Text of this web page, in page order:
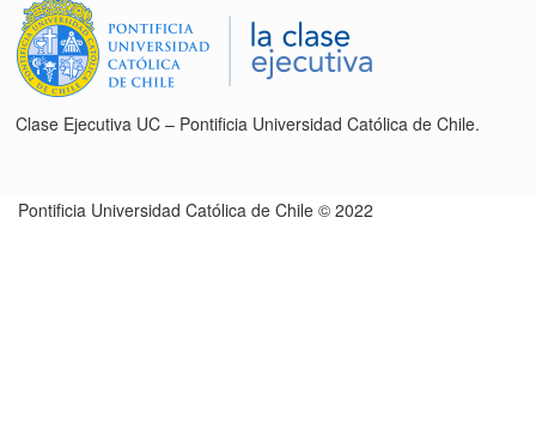
Clase Ejecutiva UC – Pontificia Universidad Católica de Chile.
Pontificia Universidad Católica de Chile © 2022